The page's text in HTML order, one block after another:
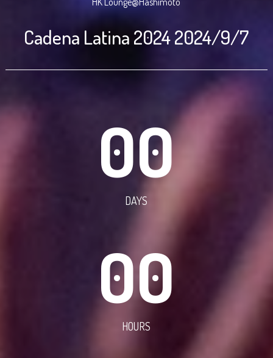
Cadena Latina 2024 2024/9/7
00
DAYS
00
HOURS